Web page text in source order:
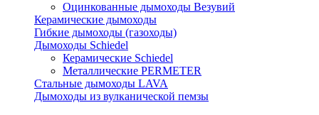
Оцинкованные дымоходы Везувий
Керамические дымоходы
Гибкие дымоходы (газоходы)
Дымоходы Schiedel
Керамические Schiedel
Металлические PERMETER
Стальные дымоходы LAVA
Дымоходы из вулканической пемзы